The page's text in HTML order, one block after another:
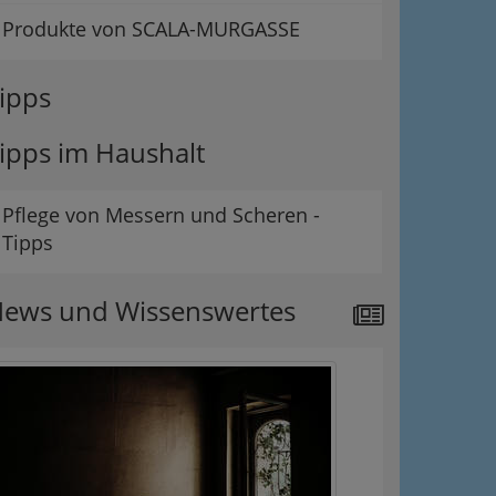
Produkte von SCALA-MURGASSE
im Haushalt
Pflege von Messern und Scheren -
Tipps
und Wissenswertes